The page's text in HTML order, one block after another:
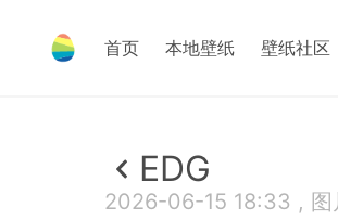
首页 本地壁纸 壁纸社区
EDG
2026-06-15 18:33 , 图